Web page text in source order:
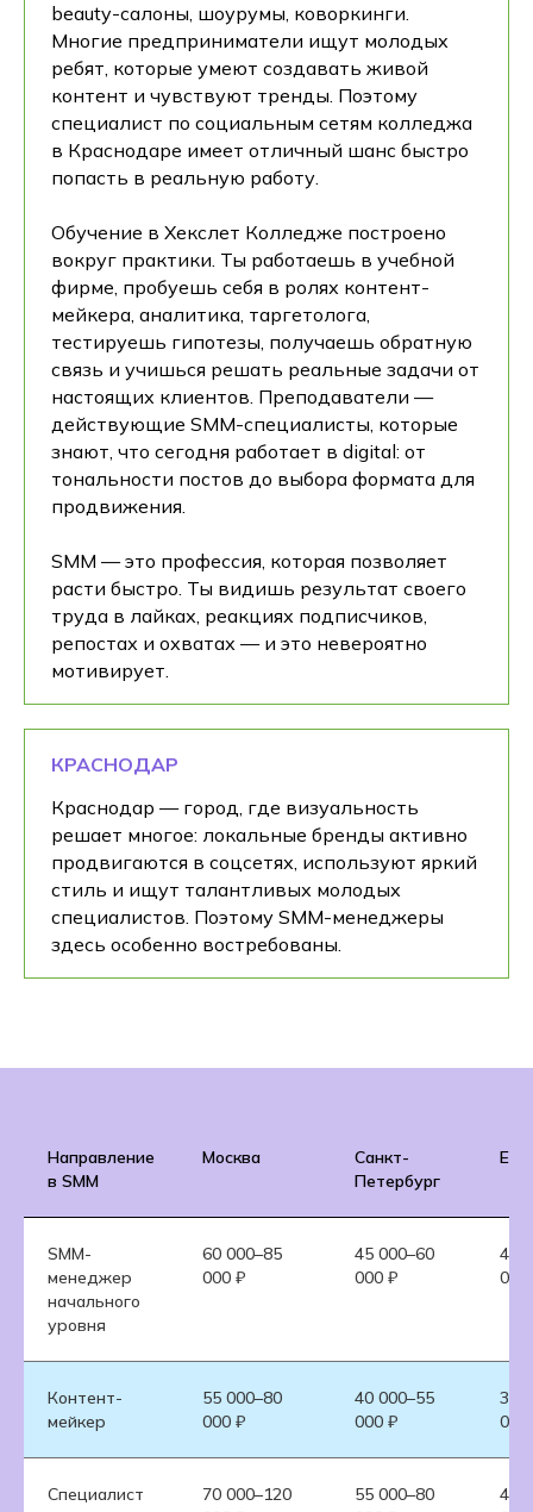
beauty-салоны, шоурумы, коворкинги.
Многие предприниматели ищут молодых
ребят, которые умеют создавать живой
контент и чувствуют тренды. Поэтому
специалист по социальным сетям колледжа
в Краснодаре имеет отличный шанс быстро
попасть в реальную работу.
Обучение в Хекслет Колледже построено
вокруг практики. Ты работаешь в учебной
фирме, пробуешь себя в ролях контент-
мейкера, аналитика, таргетолога,
тестируешь гипотезы, получаешь обратную
связь и учишься решать реальные задачи от
настоящих клиентов. Преподаватели —
действующие SMM-специалисты, которые
знают, что сегодня работает в digital: от
тональности постов до выбора формата для
продвижения.
SMM — это профессия, которая позволяет
расти быстро. Ты видишь результат своего
труда в лайках, реакциях подписчиков,
репостах и охватах — и это невероятно
мотивирует.
КРАСНОДАР
Краснодар — город, где визуальность
решает многое: локальные бренды активно
продвигаются в соцсетях, используют яркий
стиль и ищут талантливых молодых
специалистов. Поэтому SMM-менеджеры
здесь особенно востребованы.
Направление
в SMM
Москва
Санкт-
Петербург
SMM-
менеджер
начального
уровня
60 000–85
000 ₽
45 000–60
000 ₽
40
000
Контент-
мейкер
55 000–80
000 ₽
40 000–55
000 ₽
35
000
Специалист
70 000–120
55 000–80
45